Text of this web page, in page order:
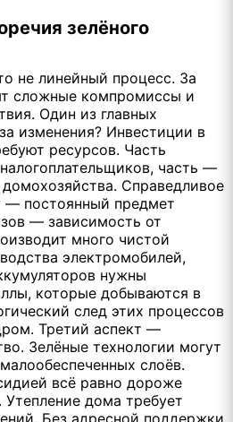
зелёного
не линейный процесс. За
сложные компромиссы и
Один из главных
изменения? Инвестиции в
ресурсов. Часть
часть —
Справедливое
— постоянный предмет
— зависимость от
много чистой
электромобилей,
нужны
которые добываются в
след этих процессов
Третий аспект —
Зелёные технологии могут
слоёв.
всё равно дороже
дома требует